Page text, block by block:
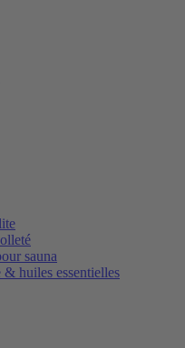
sauna
& huiles essentielles